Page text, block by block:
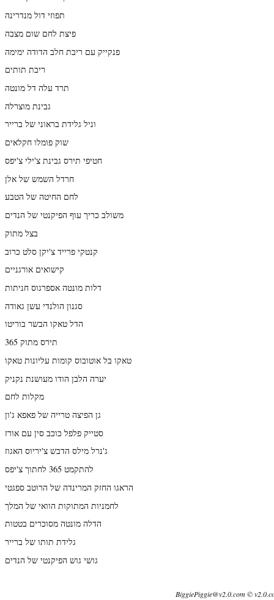
תפוזי דול מנדרינה
פיצת לחם שום מצבה
פנקייק עם ריבת חלב הדודה ימימה
ריבת תותים
תרד עלה דל מונטה
גבינת מוצרלה
וניל גלידת בראוני של ברייר
שוק פומלו חקלאים
חטיפי תירס גבינת צ'ילי צ'יפס
חרדל השמש של אלן
לחם החיטה של הטבע
משולב כריך עוף הפיקנטי של הנדים
בצל מתוק
קנטקי פרייד צ'יקן סלט כרוב
קישואים אורגניים
דלות מונטה אספרגוס חניתות
סגנון הולנדי עשן גאודה
הדל טאקו הבשר בוריטו
תירס מתוק 365
טאקו בל אוטובוס קומות עליונות טאקו
יערה הלבן הודו מעושנת נקניק
מקלות לחם
גן הפיצה טרייה של פאפא ג'ון
סטייק פלפל כוכב סין עם אורז
ג'נרל מילס הדבש צ'יריוס האגוז
להתקמט 365 לחתוך צ'יפס
הראגו החזק המרינדה של הרוטב ספגטי
לחמניות המתוקות הוואי של המלך
הדלה מונטה מסוכרים בטטות
גלידת תותו של ברייר
גושי גוש הפיקנטי של הנדים
BiggiePiggie@v2.0.com ©